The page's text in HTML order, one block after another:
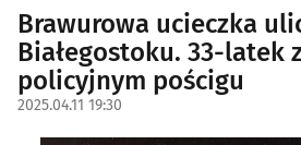
Brawurowa ucieczka
Białegostoku. 33-latek
policyjnym pościgu
2025.04.11 19:30